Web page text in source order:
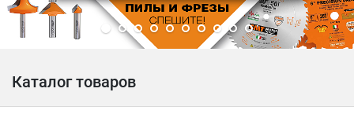
Каталог товаров